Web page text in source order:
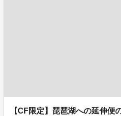
【CF限定】琵琶湖への延伸